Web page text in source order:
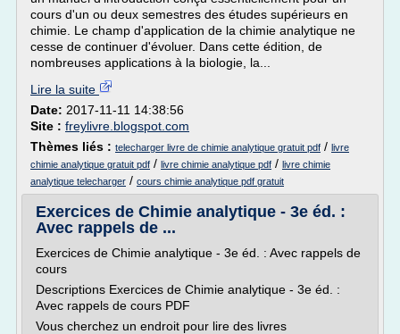
cours d'un ou deux semestres des études supérieurs en
chimie. Le champ d'application de la chimie analytique ne
cesse de continuer d'évoluer. Dans cette édition, de
nombreuses applications à la biologie, la...
Lire la suite
Date: 2017-11-11 14:38:56
Site : freylivre.blogspot.com
Thèmes liés : telecharger livre de chimie analytique gratuit pdf / livre
chimie analytique gratuit pdf / livre chimie analytique pdf / livre chimie
analytique telecharger / cours chimie analytique pdf gratuit
Exercices de Chimie analytique - 3e éd. :
Avec rappels de ...
Exercices de Chimie analytique - 3e éd. : Avec rappels de
cours
Descriptions Exercices de Chimie analytique - 3e éd. :
Avec rappels de cours PDF
Vous cherchez un endroit pour lire des livres